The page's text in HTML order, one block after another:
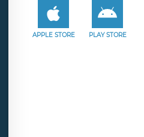
APPLE STORE PLAY STORE